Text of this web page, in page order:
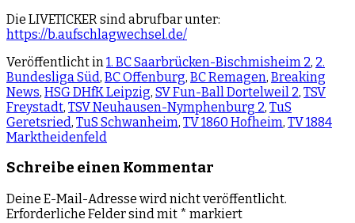
Die LIVETICKER sind abrufbar unter:
https://b.aufschlagwechsel.de/
Veröffentlicht in 1. BC Saarbrücken-Bischmisheim 2, 2.
Bundesliga Süd, BC Offenburg, BC Remagen, Breaking
News, HSG DHfK Leipzig, SV Fun-Ball Dortelweil 2, TSV
Freystadt, TSV Neuhausen-Nymphenburg 2, TuS
Geretsried, TuS Schwanheim, TV 1860 Hofheim, TV 1884
Marktheidenfeld
Schreibe einen Kommentar
Deine E-Mail-Adresse wird nicht veröffentlicht.
Erforderliche Felder sind mit * markiert